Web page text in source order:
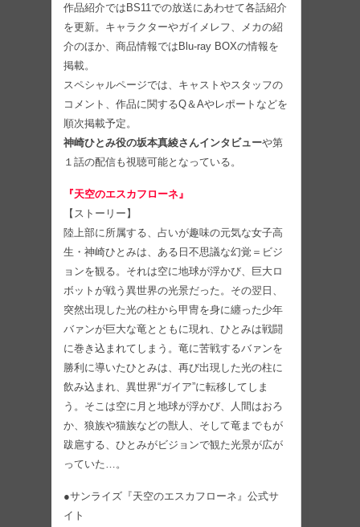
作品紹介ではBS11での放送にあわせて各話紹介
を更新。キャラクターやガイメレフ、メカの紹
介のほか、商品情報ではBlu-ray BOXの情報を
掲載。
スペシャルページでは、キャストやスタッフの
コメント、作品に関するQ＆Aやレポートなどを
順次掲載予定。
神崎ひとみ役の坂本真綾さんインタビューや第
１話の配信も視聴可能となっている。
『天空のエスカフローネ』
【ストーリー】
陸上部に所属する、占いが趣味の元気な女子高
生・神崎ひとみは、ある日不思議な幻覚＝ビジ
ョンを観る。それは空に地球が浮かび、巨大ロ
ボットが戦う異世界の光景だった。その翌日、
突然出現した光の柱から甲冑を身に纏った少年
バァンが巨大な竜とともに現れ、ひとみは戦闘
に巻き込まれてしまう。竜に苦戦するバァンを
勝利に導いたひとみは、再び出現した光の柱に
飲み込まれ、異世界“ガイア”に転移してしま
う。そこは空に月と地球が浮かび、人間はおろ
か、狼族や猫族などの獣人、そして竜までもが
跋扈する、ひとみがビジョンで観た光景が広が
っていた…。
●サンライズ『天空のエスカフローネ』公式サ
イト